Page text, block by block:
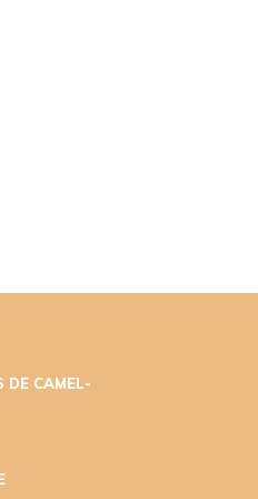
DE CAMEL-